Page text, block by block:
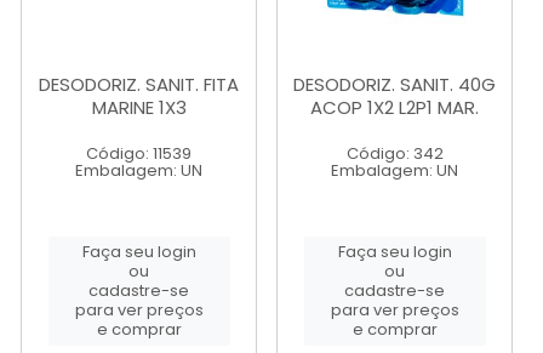
DESODORIZ. SANIT. FITA
MARINE 1X3
Código: 11539
Embalagem: UN
Faça seu login
ou
cadastre-se
para ver preços
e comprar
DESODORIZ. SANIT. 40G
ACOP 1X2 L2P1 MAR.
Código: 342
Embalagem: UN
Faça seu login
ou
cadastre-se
para ver preços
e comprar